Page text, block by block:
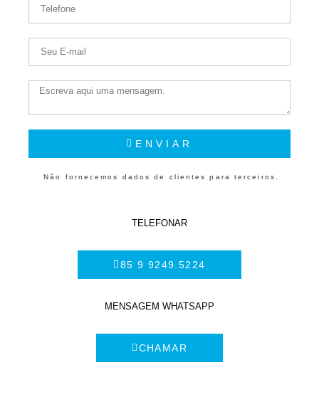
ENVIAR
Não fornecemos dados de clientes para terceiros.
TELEFONAR
85 9 9249.5224
MENSAGEM WHATSAPP
CHAMAR